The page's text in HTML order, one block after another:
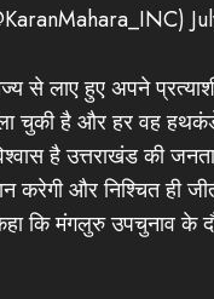
से लाए हुए अपने
चुकी है और हर वह हथकंडे
है उत्तराखंड की
करेगी और निश्चित ही
कि मंगलुरु उपचुनाव के